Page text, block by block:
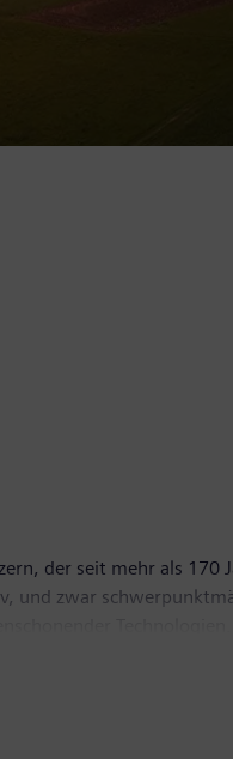
der seit mehr als 170
zwar
sowie